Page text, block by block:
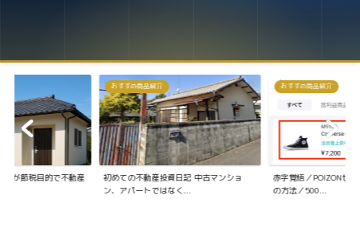
日記 中古マンショ
おすすめ商品紹介
赤字覚悟／POIZONせどりの仕入れ〜販売
の方法／500...
株主優待
失敗しないクロス取引
お得に株主優...